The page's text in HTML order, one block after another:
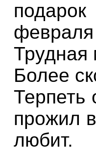
февраля
Трудная
Более
Терпеть
прожил
любит.